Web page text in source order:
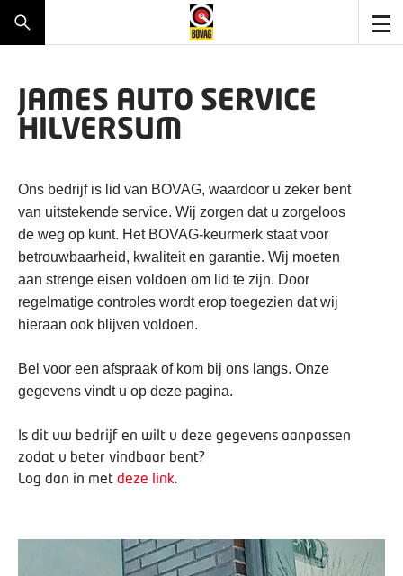
JAMES AUTO SERVICE
HILVERSUM
Ons bedrijf is lid van BOVAG, waardoor u zeker bent
van uitstekende service. Wij zorgen dat u zorgeloos
de weg op kunt. Het BOVAG-keurmerk staat voor
betrouwbaarheid, kwaliteit en garantie. Wij moeten
aan strenge eisen voldoen om lid te zijn. Door
regelmatige controles wordt erop toegezien dat wij
hieraan ook blijven voldoen.
Bel voor een afspraak of kom bij ons langs. Onze
gegevens vindt u op deze pagina.
Is dit uw bedrijf en wilt u deze gegevens aanpassen
zodat u beter vindbaar bent?
Log dan in met deze link.